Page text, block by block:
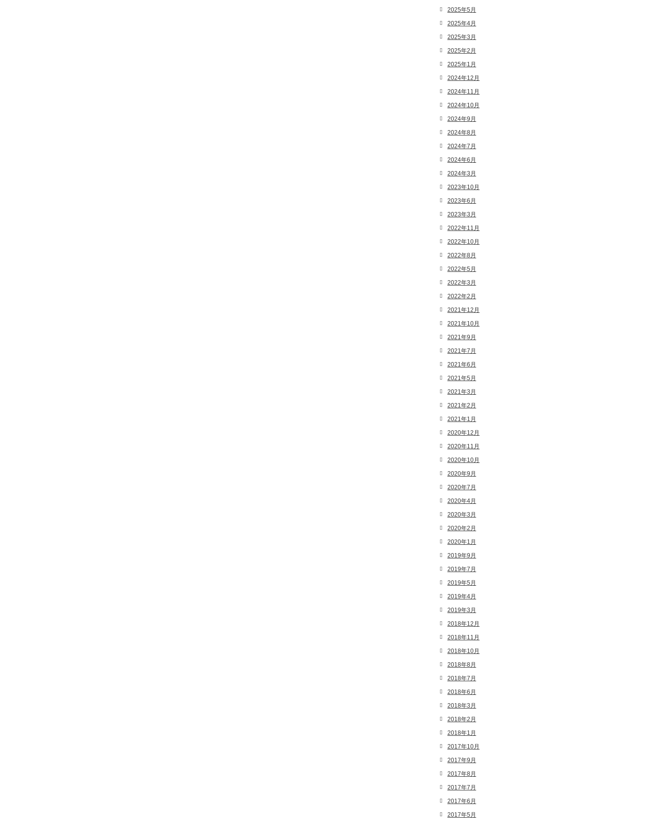
2025年5月
2025年4月
2025年3月
2025年2月
2025年1月
2024年12月
2024年11月
2024年10月
2024年9月
2024年8月
2024年7月
2024年6月
2024年3月
2023年10月
2023年6月
2023年3月
2022年11月
2022年10月
2022年8月
2022年5月
2022年3月
2022年2月
2021年12月
2021年10月
2021年9月
2021年7月
2021年6月
2021年5月
2021年3月
2021年2月
2021年1月
2020年12月
2020年11月
2020年10月
2020年9月
2020年7月
2020年4月
2020年3月
2020年2月
2020年1月
2019年9月
2019年7月
2019年5月
2019年4月
2019年3月
2018年12月
2018年11月
2018年10月
2018年8月
2018年7月
2018年6月
2018年3月
2018年2月
2018年1月
2017年10月
2017年9月
2017年8月
2017年7月
2017年6月
2017年5月